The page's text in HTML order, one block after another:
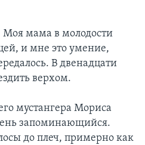
Моя мама в молодости
и мне это умение,
В двенадцати
верхом.
мустангера Мориса
запоминающийся.
до плеч, примерно как